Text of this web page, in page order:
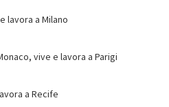
lavora a Milano
vive e lavora a Parigi
a Recife